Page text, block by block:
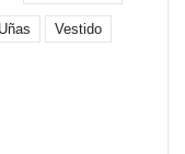
Uñas Vestido